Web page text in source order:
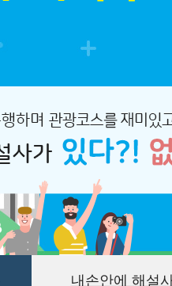
내손안에 해설